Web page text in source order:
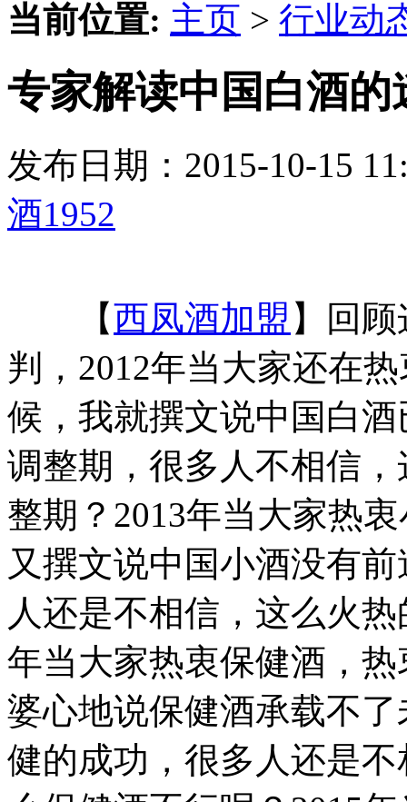
当前位置: 主页 > 行业动
专家解读中国白酒的
发布日期：2015-10-15
酒1952
【西凤酒加盟 】回
判，2012年当大家还在
候，我就撰文说中国白
调整期，很多人不相信
整期？2013年当大家热
又撰文说中国小酒没有
人还是不相信，这么火
年当大家热衷保健酒，
婆心地说保健酒承载不
健的成功，很多人还是